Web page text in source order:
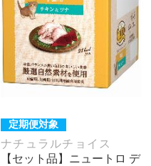
定期便対象
ナチュラルチョイス
【セット品】ニュートロ デ